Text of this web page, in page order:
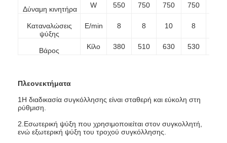
Σχετικά με εμάς
Γύρος εργοστασίων
Ποιοτικός έλεγχος
Δύναμη κινητήρα W 550 750 750 750
Καταναλώσεις
ψύξης
Ε/min 8 8 10 8
Βάρος Κίλο 380 510 630 530
Πλεονεκτήματα
1Η διαδικασία συγκόλλησης είναι σταθερή και εύκολη στη
ρύθμιση.
2.Εσωτερική ψύξη που χρησιμοποιείται στον συγκολλητή,
ενώ εξωτερική ψύξη του τροχού συγκόλλησης.